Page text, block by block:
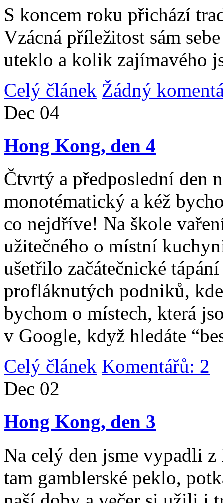
S koncem roku přichází
Vzácná příležitost sám
uteklo a kolik zajímavého
Celý článek Žádný
Dec 04
Hong Kong, den 4
Čtvrtý a předposlední den
monotématický a kéž
co nejdříve! Na škole
užitečného o místní
ušetřilo začátečnické
profláknutých podniků,
bychom o místech, která
v Google, když hledáte
Celý článek Komentářů: 2
Dec 02
Hong Kong, den 3
Na celý den jsme vypadli
tam gamblerské peklo,